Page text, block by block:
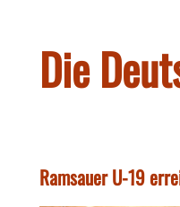
Die
Ramsauer U-19